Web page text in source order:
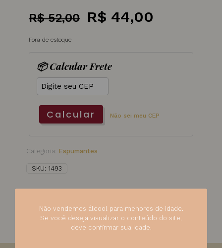
R$52,00
O
era:
R$ 52,00.
R$ 44,00
Fora de estoque
📦 Calcular Frete
Calcular Não sei meu CEP
Categoria: Espumantes
SKU: 1493
Não vendemos álcool para menores de idade.
Se você deseja visualizar o conteúdo do site,
deve confirmar sua idade.